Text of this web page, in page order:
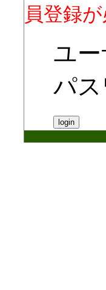
員登録が
ユー
パス